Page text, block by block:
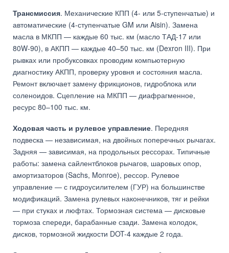
Трансмиссия. Механические КПП (4- или 5-ступенчатые) и
автоматические (4-ступенчатые GM или Aisin). Замена
масла в МКПП — каждые 60 тыс. км (масло ТАД-17 или
80W-90), в АКПП — каждые 40–50 тыс. км (Dexron III). При
рывках или пробуксовках проводим компьютерную
диагностику АКПП, проверку уровня и состояния масла.
Ремонт включает замену фрикционов, гидроблока или
соленоидов. Сцепление на МКПП — диафрагменное,
ресурс 80–100 тыс. км.
Ходовая часть и рулевое управление. Передняя
подвеска — независимая, на двойных поперечных рычагах.
Задняя — зависимая, на продольных рессорах. Типичные
работы: замена сайлентблоков рычагов, шаровых опор,
амортизаторов (Sachs, Monroe), рессор. Рулевое
управление — с гидроусилителем (ГУР) на большинстве
модификаций. Замена рулевых наконечников, тяг и рейки
— при стуках и люфтах. Тормозная система — дисковые
тормоза спереди, барабанные сзади. Замена колодок,
дисков, тормозной жидкости DOT-4 каждые 2 года.